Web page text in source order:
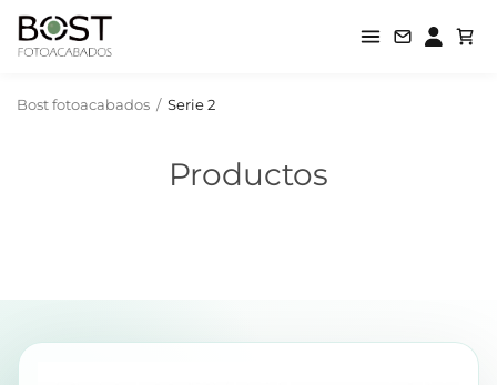
Bost fotoacabados / Serie 2
Productos